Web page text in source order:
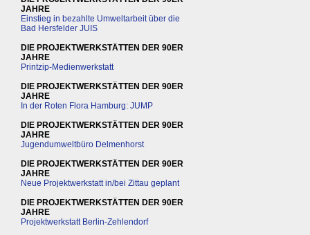
JAHRE
Einstieg in bezahlte Umweltarbeit über die
Bad Hersfelder JUIS
DIE PROJEKTWERKSTÄTTEN DER 90ER
JAHRE
Printzip-Medienwerkstatt
DIE PROJEKTWERKSTÄTTEN DER 90ER
JAHRE
In der Roten Flora Hamburg: JUMP
DIE PROJEKTWERKSTÄTTEN DER 90ER
JAHRE
Jugendumweltbüro Delmenhorst
DIE PROJEKTWERKSTÄTTEN DER 90ER
JAHRE
Neue Projektwerkstatt in/bei Zittau geplant
DIE PROJEKTWERKSTÄTTEN DER 90ER
JAHRE
Projektwerkstatt Berlin-Zehlendorf